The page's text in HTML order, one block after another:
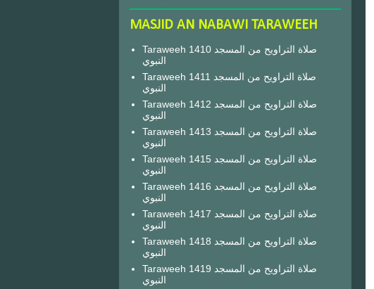
MASJID AN NABAWI TARAWEEH
Taraweeh 1410 صلاة التراويح من المسجد
النبوي
Taraweeh 1411 صلاة التراويح من المسجد
النبوي
Taraweeh 1412 صلاة التراويح من المسجد
النبوي
Taraweeh 1413 صلاة التراويح من المسجد
النبوي
Taraweeh 1415 صلاة التراويح من المسجد
النبوي
Taraweeh 1416 صلاة التراويح من المسجد
النبوي
Taraweeh 1417 صلاة التراويح من المسجد
النبوي
Taraweeh 1418 صلاة التراويح من المسجد
النبوي
Taraweeh 1419 صلاة التراويح من المسجد
النبوي